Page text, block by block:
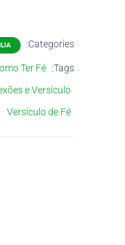
Categories:
Tags:
Ter Fé
e Versículo
Versículo de Fé